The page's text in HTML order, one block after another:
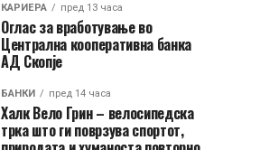
КАРИЕРА пред 13 часа
Оглас за вработување во
Централна кооперативна банка
АД Скопје
БАНКИ пред 14 часа
Халк Вело Грин – велосипедска
трка што ги поврзува спортот,